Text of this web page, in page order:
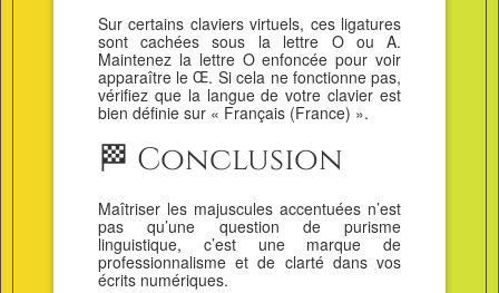
Sur certains claviers virtuels, ces ligatures
sont cachées sous la lettre O ou A.
Maintenez la lettre O enfoncée pour voir
apparaître le Œ. Si cela ne fonctionne pas,
vérifiez que la langue de votre clavier est
bien définie sur « Français (France) ».
🏁 Conclusion
Maîtriser les majuscules accentuées n’est
pas qu’une question de purisme
linguistique, c’est une marque de
professionnalisme et de clarté dans vos
écrits numériques.